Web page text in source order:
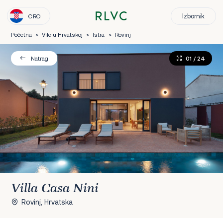
CRO Izbornik
Početna > Vile u Hrvatskoj > Istra > Rovinj
Natrag 01 / 24
Villa Casa Nini
Rovinj, Hrvatska